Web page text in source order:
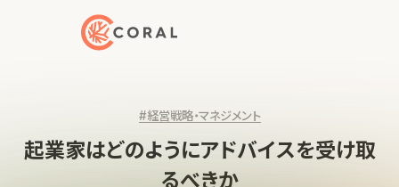
トップページへ戻る
#経営戦略・マネジメント
起業家はどのようにアドバイスを受け取
るべきか